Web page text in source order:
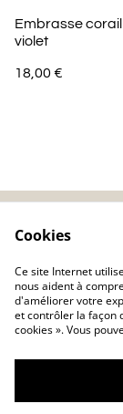
Embrasse
violet
18,00 €
©2026
Cookies
Ce site Internet
nous aident à
d'améliorer votre
et contrôler la façon
cookies ». Vous